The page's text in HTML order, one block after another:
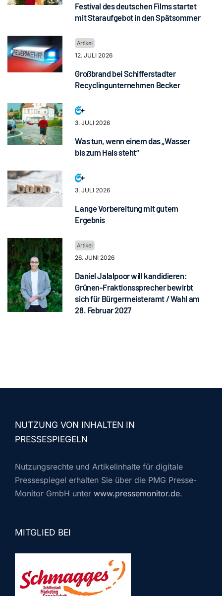
Festival des deutschen Films startet
mit Staraufgebot in den Spätsommer
12. JULI 2026
Großbrand bei Schifferstadter
Recyclingunternehmen Becker
3. JULI 2026
Was tun, wenn einem das „Wasser
bis zum Hals steht“
3. JULI 2026
Lange Vorbereitung mit gutem
Ergebnis
26. JUNI 2026
Daniel Jalalpoor will kandidieren:
Grünen-Fraktionssprecher bewirbt
sich für Bürgermeisteramt / Wahl am
28. Februar 2027
NUTZUNG VON INHALTEN IN
PRESSESPIEGELN
Nutzungsrechte und Artikelinhalte für digitale
Pressespiegel erhalten Sie über die PMG Presse-
Monitor GmbH unter www.pressemonitor.de.
MITGLIED BEI